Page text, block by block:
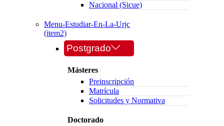
Nacional (Sicue)
Menu-Estudiar-En-La-Urjc
(item2)
Postgrado
Másteres
Preinscripción
Matrícula
Solicitudes y Normativa
Doctorado